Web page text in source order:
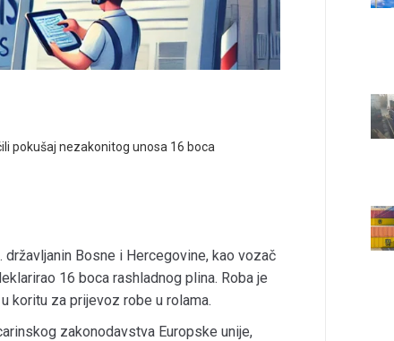
pokušaj nezakonitog unosa 16 boca
Bosne i Hercegovine, kao vozač
16 boca rashladnog plina. Roba je
koritu za prijevoz robe u rolama.
zakonodavstva Europske unije,